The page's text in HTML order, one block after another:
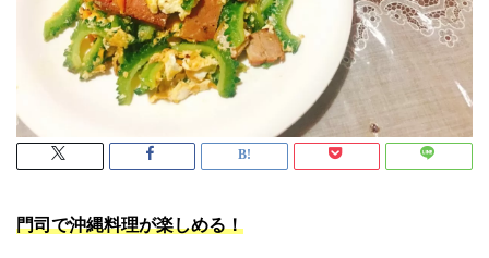
門司で沖縄料理が楽しめる！